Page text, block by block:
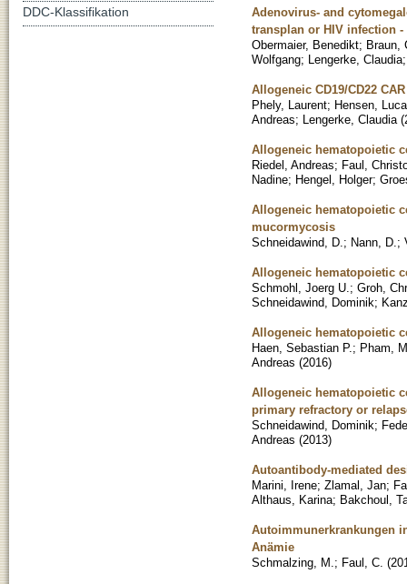
Adenovirus- and
transplan or HIV infection
Obermaier, Benedikt; Braun,
Wolfgang; Lengerke, Claudia
Allogeneic CD19/CD22
Phely, Laurent; Hensen, Luca
Andreas; Lengerke, Claudia (
Allogeneic hematopoietic
Riedel, Andreas; Faul,
Nadine; Hengel, Holger;
Allogeneic hematopoietic
mucormycosis
Schneidawind, D. ; Nann, D. ;
Allogeneic hematopoietic
Schmohl, Joerg U. ; Groh,
Schneidawind, Dominik;
Allogeneic hematopoietic
Haen, Sebastian P. ; Pham,
Andreas (2016)
Allogeneic hematopoietic
primary refractory or
Schneidawind, Dominik;
Andreas (2013)
Autoantibody-mediated
Marini, Irene; Zlamal, Jan;
Althaus, Karina; Bakchoul,
Autoimmunerkrankungen
Anämie
Schmalzing, M. ; Faul, C. (
DDC-Klassifikation